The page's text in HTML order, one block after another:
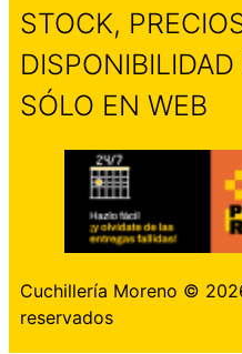
STOCK,
SÓLO EN WEB
Cuchillería Moreno ©
reservados